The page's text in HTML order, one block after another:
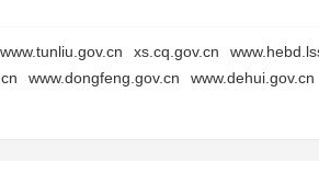
www.tunliu.gov.cn xs.cq.gov.cn
www.dongfeng.gov.cn www.dehui.gov.cn